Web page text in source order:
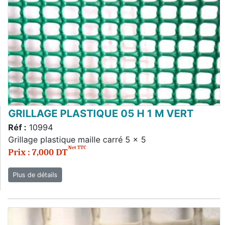
GRILLAGE PLASTIQUE 05 H 1 M VERT
Réf : 10994
Grillage plastique maille carré 5 x 5
Prix : 7,000 DTNet TTC
Plus de détails